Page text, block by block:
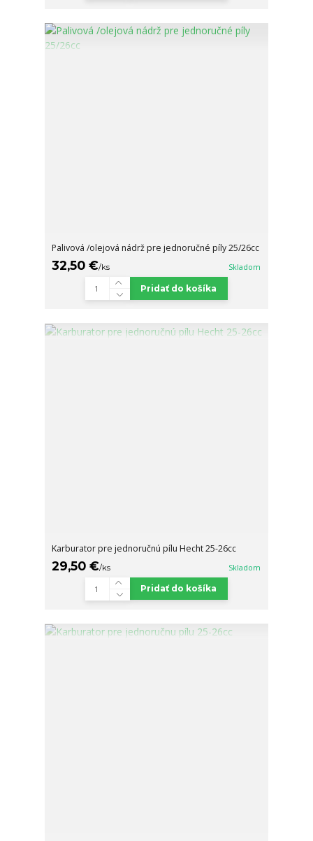
Palivová /olejová nádrž pre jednoručné píly 25/26cc
32,50 €/ks Skladom
Pridať do košíka
Karburator pre jednoručnú pílu Hecht 25-26cc
29,50 €/ks Skladom
Pridať do košíka